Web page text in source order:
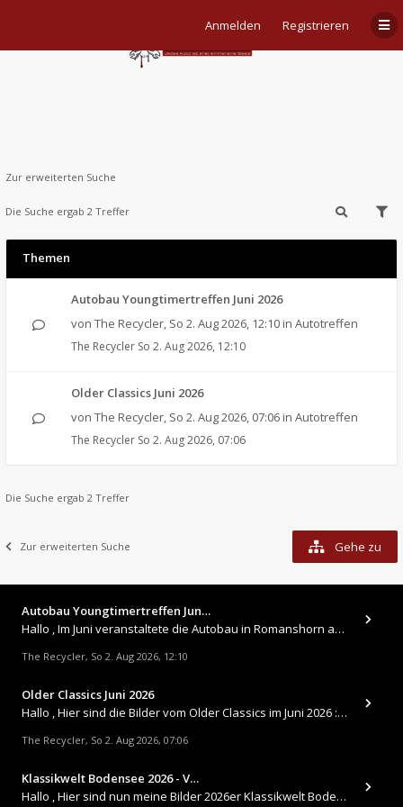
Anmelden Registrieren
Zur erweiterten Suche
Die Suche ergab 2 Treffer
Themen
Autobau Youngtimertreffen Juni 2026
von The Recycler, So 2. Aug 2026, 12:10 in Autotreffen
The Recycler So 2. Aug 2026, 12:10
Older Classics Juni 2026
von The Recycler, So 2. Aug 2026, 07:06 in Autotreffen
The Recycler So 2. Aug 2026, 07:06
Die Suche ergab 2 Treffer
Zur erweiterten Suche Gehe zu
Autobau Youngtimertreffen Jun…
Hallo , Im Juni veranstaltete die Autobau in Romanshorn auf ihrem Gelände ein kleines Youngtimertreffen : https://up.
The Recycler, So 2. Aug 2026, 12:10
Older Classics Juni 2026
​Hallo , Hier sind die Bilder vom Older Classics im Juni 2026 : https://up.picr.de/51155940wd.jpg https://up.pic
The Recycler, So 2. Aug 2026, 07:06
Klassikwelt Bodensee 2026 - V…
Hallo , Hier sind nun meine Bilder 2026er Klassikwelt Bodensee 😀 https://up.picr.de/51125547rb.jpg https://up.pi